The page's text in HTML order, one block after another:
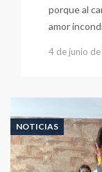
porque al
amor
4 de junio
NOTICIAS